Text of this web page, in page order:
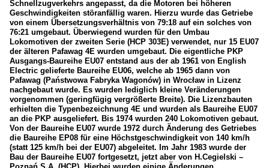
Schnellzugverkehrs angepasst, da die Motoren bei höheren
Geschwindigkeiten störanfällig waren. Hierzu wurde das Getriebe
von einem Übersetzungsverhältnis von 79:18 auf ein solches von
76:21 umgebaut. Überwiegend wurden für den Umbau
Lokomotiven der zweiten Serie (HCP 303E) verwendet, nur 15 EU07
der älteren Pafawag 4E wurden umgebaut. Die eigentliche PKP
Ausgangs-Baureihe EU07 entstand aus der ab 1961 von English
Electric gelieferte Baureihe EU06, welche ab 1965 dann von
Pafawag (Państwowa Fabryka Wagonów) in Wrocław in Lizenz
nachgebaut wurde. Es wurden lediglich kleine Veränderungen
vorgenommen (geringfügig vergrößerte Breite). Die Lizenzbauten
erhielten die Typenbezeichnung 4E und wurden als Baureihe EU07
an die PKP ausgeliefert. Bis 1974 wurden 240 Lokomotiven gebaut.
Von der Baureihe EU07 wurde 1972 durch Änderung des Getriebes
die Baureihe EP08 für eine Höchstgeschwindigkeit von 140 km/h
(statt 125 km/h bei der EU07) abgeleitet. Im Jahr 1983 wurde der
Bau der Baureihe EU07 fortgesetzt, jetzt aber von H.Cegielski –